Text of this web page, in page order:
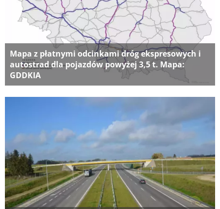
Mapa z płatnymi odcinkami dróg ekspresowych i
autostrad dla pojazdów powyżej 3,5 t. Mapa:
GDDKIA